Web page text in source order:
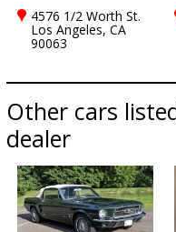
4576 1/2 Worth St.
Los Angeles, CA
90063
Other cars
dealer